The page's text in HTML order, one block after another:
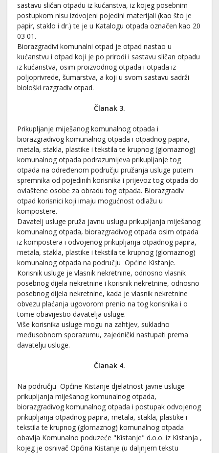
sastavu sličan otpadu iz kućanstva, iz kojeg posebnim
postupkom nisu izdvojeni pojedini materijali (kao što je
papir, staklo i dr.) te je u Katalogu otpada označen kao 20
03 01.
Biorazgradivi komunalni otpad je otpad nastao u
kućanstvu i otpad koji je po prirodi i sastavu sličan otpadu
iz kućanstva, osim proizvodnog otpada i otpada iz
poljoprivrede, šumarstva, a koji u svom sastavu sadrži
biološki razgradiv otpad.
Članak 3.
Prikupljanje miješanog komunalnog otpada i
biorazgradivog komunalnog otpada i otpadnog papira,
metala, stakla, plastike i tekstila te krupnog (glomaznog)
komunalnog otpada podrazumijeva prikupljanje tog
otpada na određenom području pružanja usluge putem
spremnika od pojedinih korisnika i prijevoz tog otpada do
ovlaštene osobe za obradu tog otpada. Biorazgradiv
otpad korisnici koji imaju mogućnost odlažu u
kompostere.
Davatelj usluge pruža javnu uslugu prikupljanja miješanog
komunalnog otpada, biorazgradivog otpada osim otpada
iz kompostera i odvojenog prikupljanja otpadnog papira,
metala, stakla, plastike i tekstila te krupnog (glomaznog)
komunalnog otpada na području Općine Kistanje.
Korisnik usluge je vlasnik nekretnine, odnosno vlasnik
posebnog dijela nekretnine i korisnik nekretnine, odnosno
posebnog dijela nekretnine, kada je vlasnik nekretnine
obvezu plaćanja ugovorom prenio na tog korisnika i o
tome obavijestio davatelja usluge.
Više korisnika usluge mogu na zahtjev, sukladno
međusobnom sporazumu, zajednički nastupati prema
davatelju usluge.
Članak 4.
Na području Općine Kistanje djelatnost javne usluge
prikupljanja miješanog komunalnog otpada,
biorazgradivog komunalnog otpada i postupak odvojenog
prikupljanja otpadnog papira, metala, stakla, plastike i
tekstila te krupnog (glomaznog) komunalnog otpada
obavlja Komunalno poduzeće "Kistanje" d.o.o. iz Kistanja ,
kojeg je osnivač Općina Kistanje (u daljnjem tekstu